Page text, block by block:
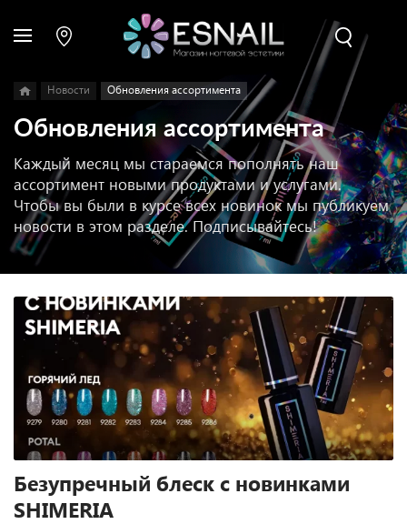
Новости Обновления ассортимента
Обновления ассортимента
Каждый месяц мы стараемся пополнять наш
ассортимент новыми продуктами и услугами.
Чтобы вы были в курсе всех новинок мы публикуем
новости в этом разделе. Подписывайтесь!
Безупречный блеск с новинками
SHIMERIA